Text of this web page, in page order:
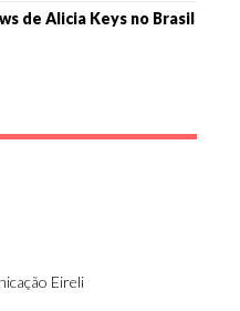
de Alicia Keys no Brasil
Eireli